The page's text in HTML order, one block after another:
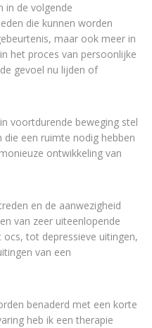
in de volgende
die kunnen worden
maar ook meer in
het proces van persoonlijke
gevoel nu lijden of
voortdurende beweging stel
een ruimte nodig hebben
ontwikkeling van
en de aanwezigheid
van zeer uiteenlopende
tot depressieve uitingen,
van een
benaderd met een korte
heb ik een therapie